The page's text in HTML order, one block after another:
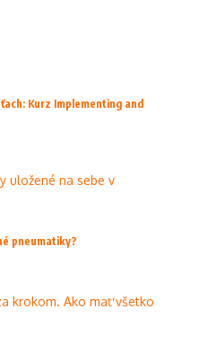
Kurz Implementing and
pneumatiky?